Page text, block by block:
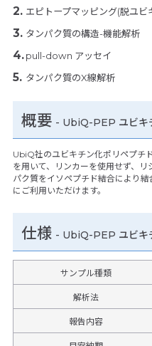
エピトープマッピング(脱ユビ
タンパク質の構造-機能解析
pull-down アッセイ
タンパク質のX線解析
概要 - UbiQ-PEP ユビキ
UbiQ社のユビキチン化ポリペプチ
を用いて、リンカーを使用せず、
パク質をイソペプチド結合により
にご利用いただけます。
仕様 - UbiQ-PEP ユビキ
サンプル種類
解析法
報告内容